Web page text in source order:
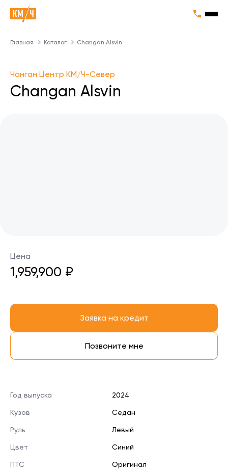
Главная → Каталог → Changan Alsvin
Чанган Центр КМ/Ч-Север
Changan Alsvin
Цена
1,959,900 ₽
Год выпуска 2024
Кузов Седан
Руль Левый
Цвет Синий
ПТС Оригинал
Заявка на кредит
Позвоните мне